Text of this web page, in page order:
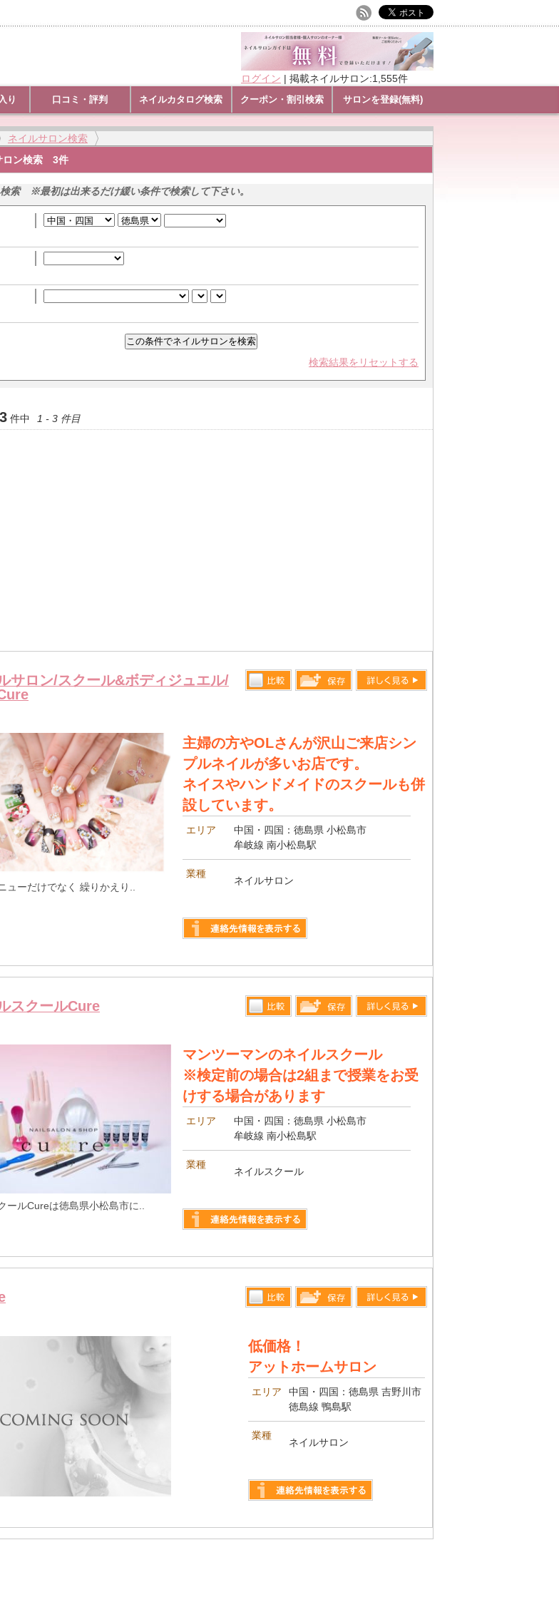
り 口コミ・評判 ネイルカタログ検索 クーポン・割引検索 サロンを登録(無料)
ログイン | 掲載ネイルサロン:1,555件
ネイルサロン検索
ロン検索 3件
索 ※最初は出来るだけ緩い条件で検索して下さい。
検索結果をリセットする
3 件中 1 - 3 件目
サロン/スクール&ボディジュエル/
します
ューだけでなく 繰りかえり..
主婦の方やOLさんが沢山ご来店シン
プルネイルが多いお店です。
ネイスやハンドメイドのスクールも併
設しています。
エリア
中国・四国：徳島県 小松島市
牟岐線 南小松島駅
業種
ネイルサロン
スクールCure
る
トへ登録
します
ールCureは徳島県小松島市に..
マンツーマンのネイルスクール
※検定前の場合は2組まで授業をお受
けする場合があります
エリア
中国・四国：徳島県 小松島市
牟岐線 南小松島駅
業種
ネイルスクール
る
トへ登録
します
低価格！
アットホームサロン
エリア
中国・四国：徳島県 吉野川市
徳島線 鴨島駅
業種
ネイルサロン